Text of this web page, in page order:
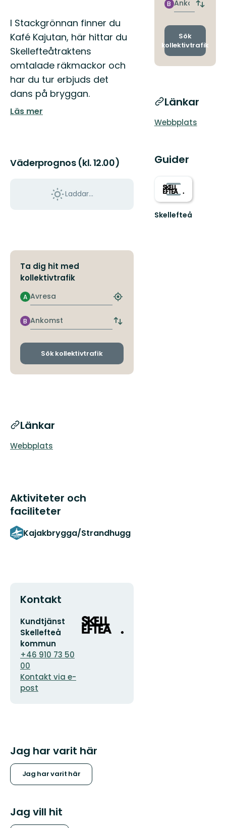
Beskrivning
I Stackgrönnan finner du
Kafé Kajutan, här hittar du
Skellefteåtraktens
omtalade räkmackor och
har du tur erbjuds det
dans på bryggan.
Läs mer
Väderprognos (kl. 12.00)
Laddar...
Ta dig hit med
kollektivtrafik
Avresa
A
Hitta
hållplats
Ankomst
B
Byt
och
Sök kollektivtrafik
Länkar
Webbplats
Aktiviteter och
faciliteter
Kajakbrygga/Strandhugg
Kontakt
E-
postadress
Kundtjänst
Skellefteå
kommun
+46 910 73 50
00
Kontakt via e-
post
Organisationens
logotyp
Jag har varit här
Jag har varit här
Jag vill hit
Ankomst
B
Byt
och
Sök
kollektivtrafik
Länkar
Webbplats
Guider
Skellefteå